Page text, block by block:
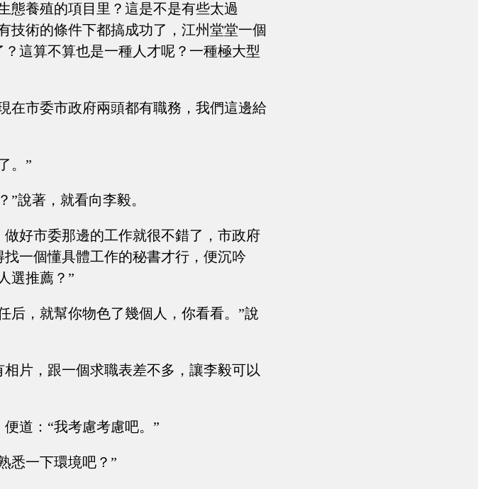
態養殖的項目里？這是不是有些太過
技術的條件下都搞成功了，江州堂堂一個
這算不算也是一種人才呢？一種極大型
在市委市政府兩頭都有職務，我們這邊給
。”
說著，就看向李毅。
好市委那邊的工作就很不錯了，市政府
一個懂具體工作的秘書才行，便沉吟
選推薦？”
后，就幫你物色了幾個人，你看看。”說
片，跟一個求職表差不多，讓李毅可以
道：“我考慮考慮吧。”
悉一下環境吧？”